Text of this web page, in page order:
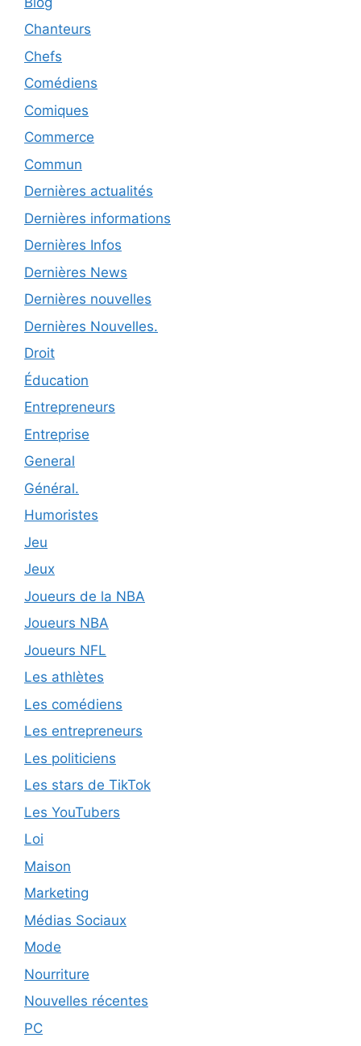
Chanteurs
Chefs
Comédiens
Comiques
Commerce
Commun
Dernières actualités
Dernières informations
Dernières Infos
Dernières News
Dernières nouvelles
Dernières Nouvelles.
Droit
Éducation
Entrepreneurs
Entreprise
General
Général.
Humoristes
Jeu
Jeux
Joueurs de la NBA
Joueurs NBA
Joueurs NFL
Les athlètes
Les comédiens
Les entrepreneurs
Les politiciens
Les stars de TikTok
Les YouTubers
Loi
Maison
Marketing
Médias Sociaux
Mode
Nourriture
Nouvelles récentes
PC